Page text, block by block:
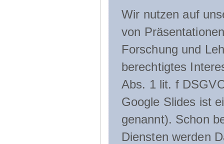
Wir nutzen auf
von
Forschung und
berechtigtes
Abs. 1 lit. f
Google Slides ist
genannt). Schon
Diensten werden